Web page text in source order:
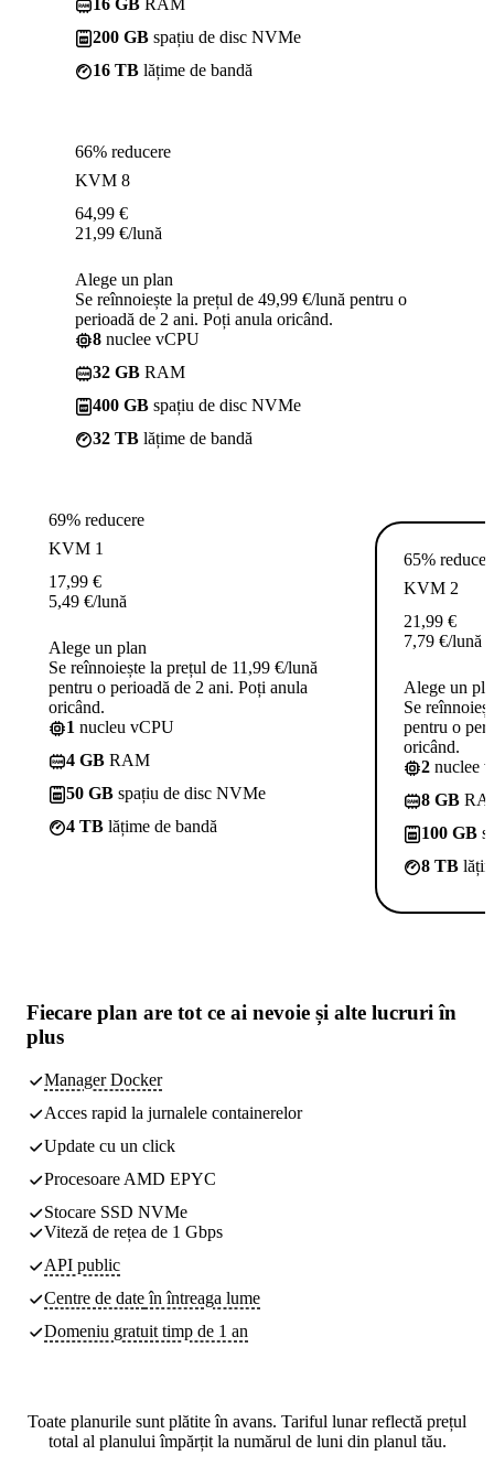
16 GB RAM
200 GB spațiu de disc NVMe
16 TB lățime de bandă
66% reducere
KVM 8
64,99 €
21,99 €/lună
Alege un plan
Se reînnoiește la prețul de 49,99 €/lună pentru o
perioadă de 2 ani. Poți anula oricând.
8 nuclee vCPU
32 GB RAM
400 GB spațiu de disc NVMe
32 TB lățime de bandă
69% reducere
KVM 1
17,99 €
5,49 €/lună
Alege un plan
Se reînnoiește la prețul de 11,99 €/lună
pentru o perioadă de 2 ani. Poți anula
oricând.
1 nucleu vCPU
4 GB RAM
50 GB spațiu de disc NVMe
4 TB lățime de bandă
65%
KVM 2
21,99 €
7,79 €/lună
Alege un
Se
pentru o
oricând.
2 nuclee
8 GB
100 GB
8 TB
Fiecare plan are tot ce ai nevoie și alte lucruri în
plus
Manager Docker
Acces rapid la jurnalele containerelor
Update cu un click
Procesoare AMD EPYC
Stocare SSD NVMe
Viteză de rețea de 1 Gbps
API public
Centre de dateîn întreaga lume
Domeniu gratuit timp de 1 an
Toate planurile sunt plătite în avans. Tariful lunar reflectă prețul
total al planului împărțit la numărul de luni din planul tău.